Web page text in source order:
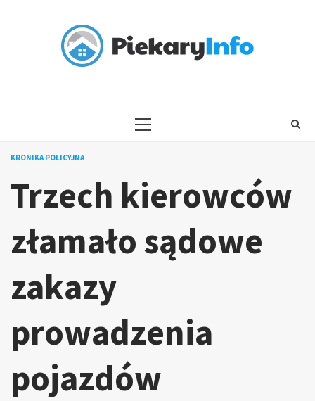
PRIMARY
KRONIKA POLICYJNA
Trzech kierowców
złamało sądowe
zakazy
prowadzenia
pojazdów